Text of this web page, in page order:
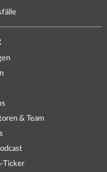
& Team
Ticker